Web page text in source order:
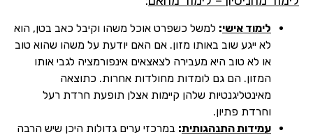
לימוד אישי: למשל כשפרט אוכל משהו וקיבל כאב בטן, הוא
לא ייגע שוב באותו מזון. אם האם יודעת על משהו שהוא טוב
או לא טוב היא מעבירה לצאצאים אינפורמציה לגבי אותו
המזון. הם גם לומדות מחולדות אחרות. כתוצאה
מאינטליגנטיות שלהן קיימות אצלן תופעת חרדת רעל
וחרדת פתיון.
עמידות התנהגותית: במרכזי ערים גדולות היכן שיש הרבה